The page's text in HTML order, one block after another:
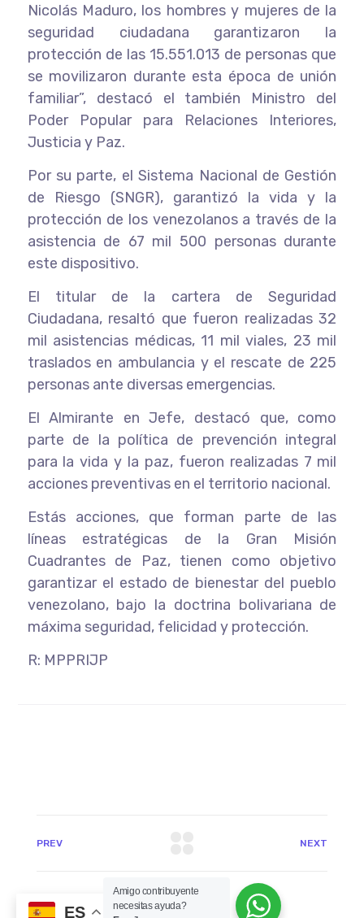
Nicolás Maduro, los hombres y mujeres de la
seguridad ciudadana garantizaron la
protección de las 15.551.013 de personas que
se movilizaron durante esta época de unión
familiar”, destacó el también Ministro del
Poder Popular para Relaciones Interiores,
Justicia y Paz.
Por su parte, el Sistema Nacional de Gestión
de Riesgo (SNGR), garantizó la vida y la
protección de los venezolanos a través de la
asistencia de 67 mil 500 personas durante
este dispositivo.
El titular de la cartera de Seguridad
Ciudadana, resaltó que fueron realizadas 32
mil asistencias médicas, 11 mil viales, 23 mil
traslados en ambulancia y el rescate de 225
personas ante diversas emergencias.
El Almirante en Jefe, destacó que, como
parte de la política de prevención integral
para la vida y la paz, fueron realizadas 7 mil
acciones preventivas en el territorio nacional.
Estás acciones, que forman parte de las
líneas estratégicas de la Gran Misión
Cuadrantes de Paz, tienen como objetivo
garantizar el estado de bienestar del pueblo
venezolano, bajo la doctrina bolivariana de
máxima seguridad, felicidad y protección.
R: MPPRIJP
PREV NEXT
ES
Amigo contribuyente
necesitas ayuda?